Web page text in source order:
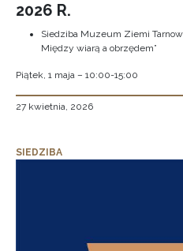
2026 R.
Siedziba Muzeum Ziemi
Między wiarą a obrzędem”
Piątek, 1 maja – 10:00-15:00
27 kwietnia, 2026
SIEDZIBA